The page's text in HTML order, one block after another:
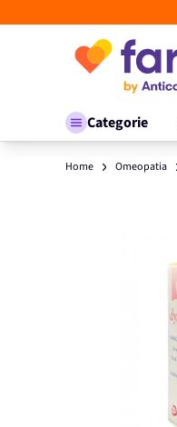
Salta al contenuto
Categorie
Home Omeopatia